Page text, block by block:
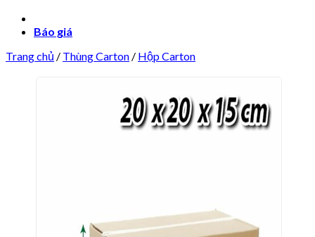
Báo giá
Trang chủ / Thùng Carton / Hộp Carton